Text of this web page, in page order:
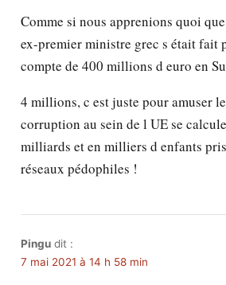
Comme si nous apprenions quoi
ex-premier ministre grec s était fait
compte de 400 millions d euro en
4 millions, c est juste pour amuser
corruption au sein de l UE se
milliards et en milliers d enfants
réseaux pédophiles !
Pingu dit :
7 mai 2021 à 14 h 58 min